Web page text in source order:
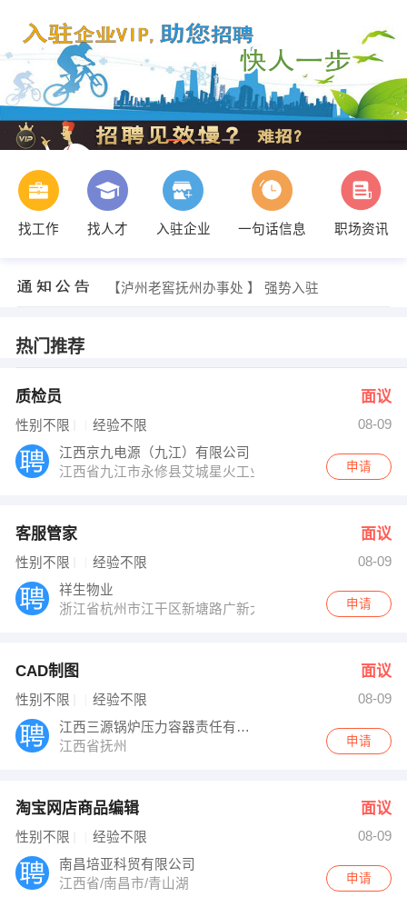
找工作 找人才 入驻企业 一句话信息 职场资讯
徐小姐 发布 [证券经纪人 ] 招聘信息
【济宁休哥百货商贸城】 强势入驻
【抚州圣玖堂食品有限公司】 强势入驻
【泸州老窖抚州办事处 】 强势入驻
热门推荐
质检员 面议
性别不限 经验不限
08-09
江西京九电源（九江）有限公司
江西省九江市永修县艾城星火工业园希望大道17号
申请
客服管家 面议
性别不限 经验不限
08-09
祥生物业
浙江省杭州市江干区新塘路广新大厦18层1805室 路线：
申请
CAD制图 面议
性别不限 经验不限
08-09
江西三源锅炉压力容器责任有限公司抚州项目
江西省抚州
申请
淘宝网店商品编辑 面议
性别不限 经验不限
08-09
南昌培亚科贸有限公司
江西省/南昌市/青山湖
申请